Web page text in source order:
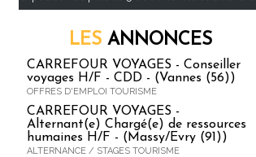
LES ANNONCES
CARREFOUR VOYAGES - Conseiller
voyages H/F - CDD - (Vannes (56))
OFFRES D'EMPLOI TOURISME
CARREFOUR VOYAGES -
Alternant(e) Chargé(e) de ressources
humaines H/F - (Massy/Evry (91))
ALTERNANCE / STAGES TOURISME